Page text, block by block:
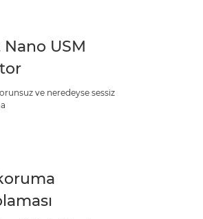
Nano USM
ve neredeyse sessiz